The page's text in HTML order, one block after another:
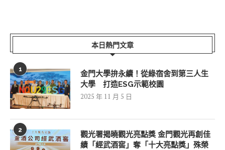
本日熱門文章
1
金門大學拚永續！從綠宿舍到第三人生
大學 打造ESG示範校園
2025 年 11 月 5 日
2
觀光署揭曉觀光亮點獎 金門觀光再創佳
績「經武酒窖」奪「十大亮點獎」殊榮